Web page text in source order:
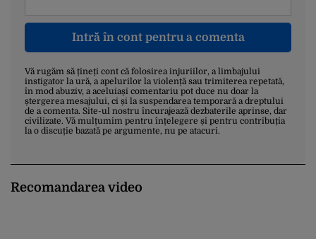
Intră în cont pentru a comenta
Vă rugăm să țineți cont că folosirea injuriilor, a limbajului
instigator la ură, a apelurilor la violență sau trimiterea repetată,
în mod abuziv, a aceluiași comentariu pot duce nu doar la
ștergerea mesajului, ci și la suspendarea temporară a dreptului
de a comenta. Site-ul nostru încurajează dezbaterile aprinse, dar
civilizate. Vă mulțumim pentru înțelegere și pentru contribuția
la o discuție bazată pe argumente, nu pe atacuri.
Recomandarea video